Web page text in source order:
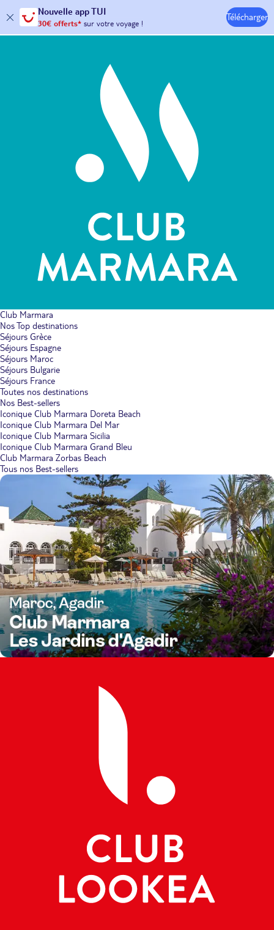
Nouvelle app TUI
30€ offerts*sur votre voyage !
Télécharger
Hôtels & Clubs
Club Marmara
Nos Top destinations
Séjours Grèce
Séjours Espagne
Séjours Maroc
Séjours Bulgarie
Séjours France
Toutes nos destinations
Nos Best-sellers
Iconique Club Marmara Doreta Beach
Iconique Club Marmara Del Mar
Iconique Club Marmara Sicilia
Iconique Club Marmara Grand Bleu
Club Marmara Zorbas Beach
Tous nos Best-sellers